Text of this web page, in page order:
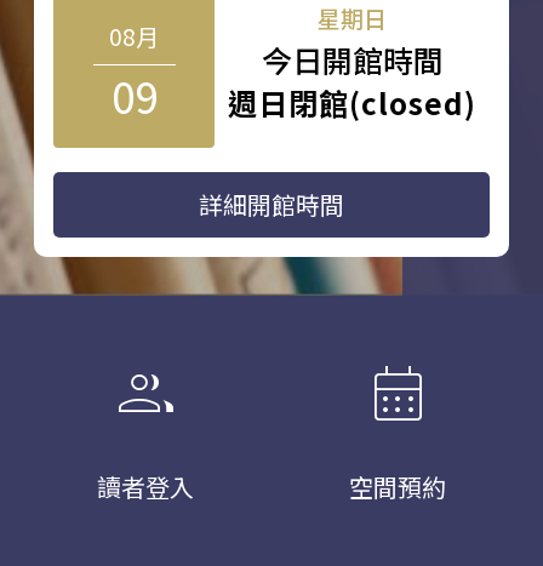
08月
09
星期日
今日開館時間
週日閉館(closed)
詳細開館時間
group
讀者登入
calendar_month
空間預約